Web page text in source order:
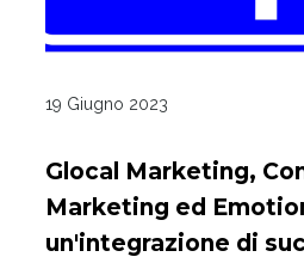
19 Giugno 2023
Glocal Marketing,
Marketing ed
un'integrazione di